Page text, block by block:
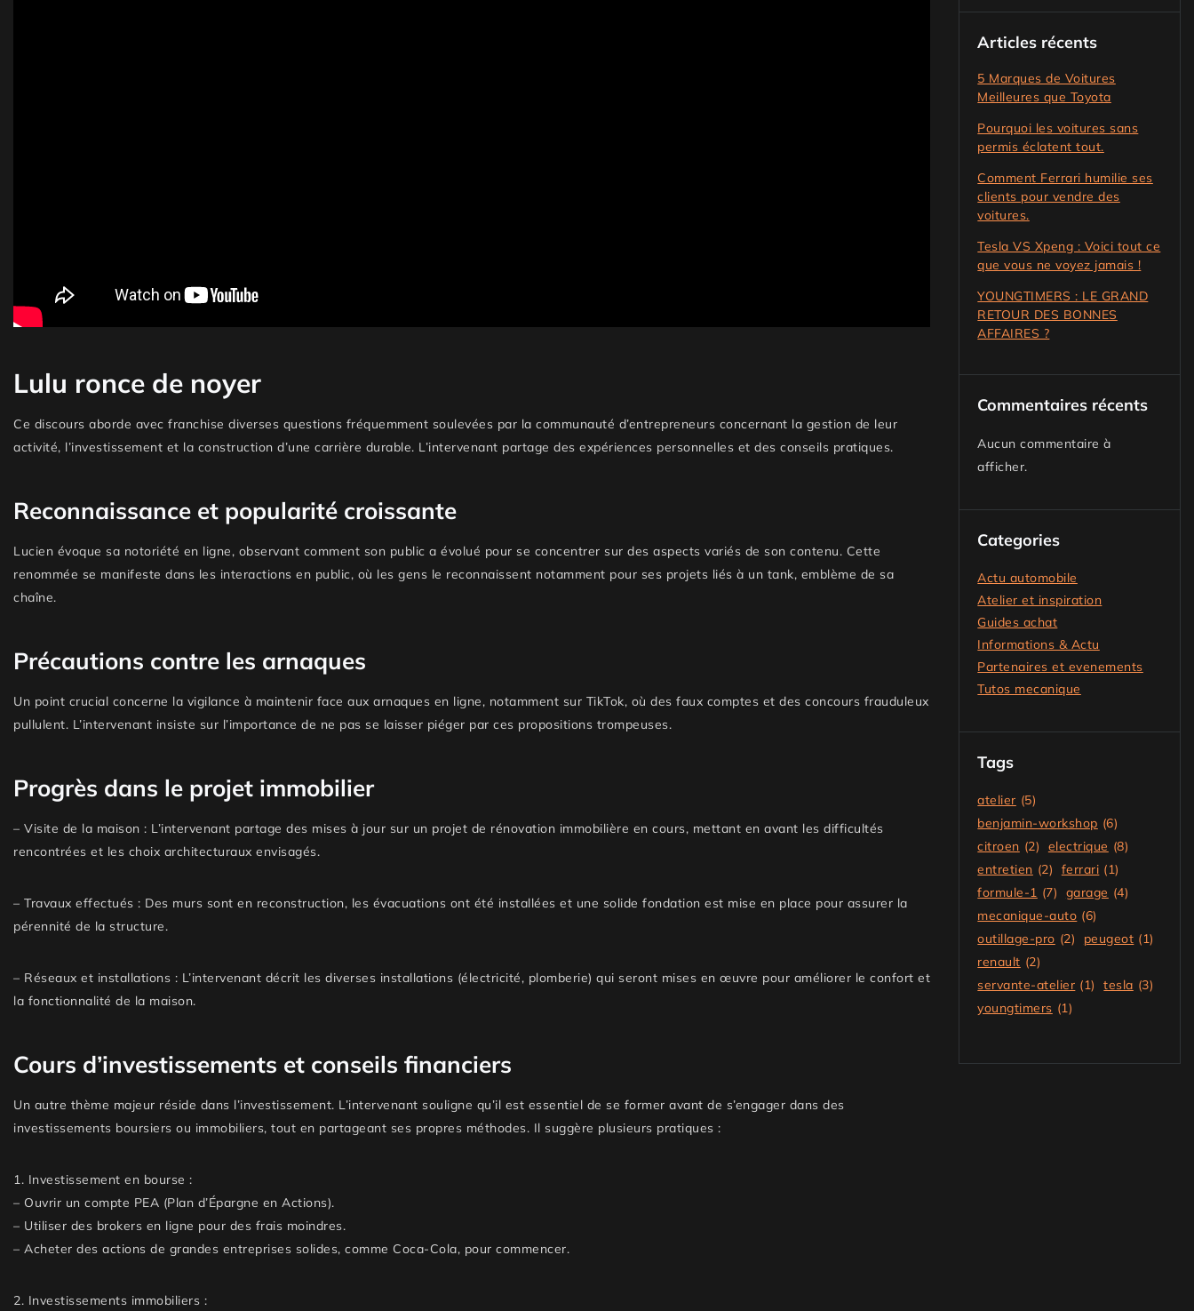
Lulu ronce de noyer
Ce discours aborde avec franchise diverses questions fréquemment soulevées par la communauté d’entrepreneurs concernant la gestion de leur
activité, l’investissement et la construction d’une carrière durable. L’intervenant partage des expériences personnelles et des conseils pratiques.
Reconnaissance et popularité croissante
Lucien évoque sa notoriété en ligne, observant comment son public a évolué pour se concentrer sur des aspects variés de son contenu. Cette
renommée se manifeste dans les interactions en public, où les gens le reconnaissent notamment pour ses projets liés à un tank, emblème de sa
chaîne.
Précautions contre les arnaques
Un point crucial concerne la vigilance à maintenir face aux arnaques en ligne, notamment sur TikTok, où des faux comptes et des concours frauduleux
pullulent. L’intervenant insiste sur l’importance de ne pas se laisser piéger par ces propositions trompeuses.
Progrès dans le projet immobilier
– Visite de la maison : L’intervenant partage des mises à jour sur un projet de rénovation immobilière en cours, mettant en avant les difficultés
rencontrées et les choix architecturaux envisagés.
– Travaux effectués : Des murs sont en reconstruction, les évacuations ont été installées et une solide fondation est mise en place pour assurer la
pérennité de la structure.
– Réseaux et installations : L’intervenant décrit les diverses installations (électricité, plomberie) qui seront mises en œuvre pour améliorer le confort et
la fonctionnalité de la maison.
Cours d’investissements et conseils financiers
Un autre thème majeur réside dans l’investissement. L’intervenant souligne qu’il est essentiel de se former avant de s’engager dans des
investissements boursiers ou immobiliers, tout en partageant ses propres méthodes. Il suggère plusieurs pratiques :
1. Investissement en bourse :
– Ouvrir un compte PEA (Plan d’Épargne en Actions).
– Utiliser des brokers en ligne pour des frais moindres.
– Acheter des actions de grandes entreprises solides, comme Coca-Cola, pour commencer.
2. Investissements immobiliers :
Articles récents
5 Marques de Voitures
Meilleures que Toyota
Pourquoi les voitures sans
permis éclatent tout.
Comment Ferrari humilie ses
clients pour vendre des
voitures.
Tesla VS Xpeng : Voici tout ce
que vous ne voyez jamais !
YOUNGTIMERS : LE GRAND
RETOUR DES BONNES
AFFAIRES ?
Commentaires récents
Aucun commentaire à
afficher.
Categories
Actu automobile
Atelier et inspiration
Guides achat
Informations & Actu
Partenaires et evenements
Tutos mecanique
Tags
atelier (5)
benjamin-workshop (6)
citroen (2) electrique (8)
entretien (2) ferrari (1)
formule-1 (7) garage (4)
mecanique-auto (6)
outillage-pro (2) peugeot (1)
renault (2)
servante-atelier (1) tesla (3)
youngtimers (1)